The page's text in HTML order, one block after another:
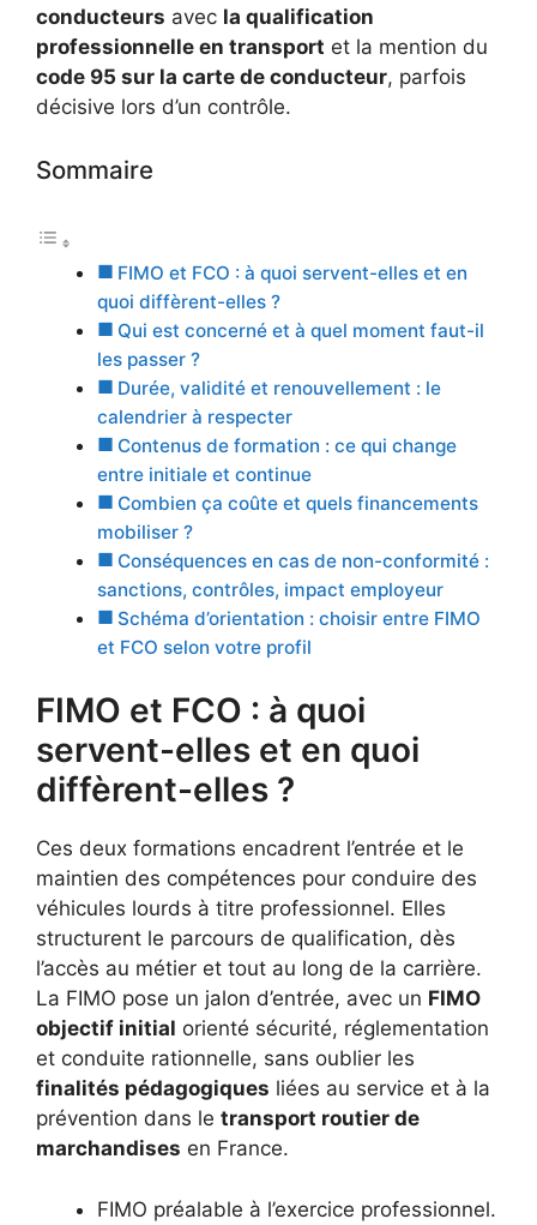
conducteurs avec la qualification
professionnelle en transport et la mention du
code 95 sur la carte de conducteur, parfois
décisive lors d’un contrôle.
Sommaire
FIMO et FCO : à quoi servent-elles et en
quoi diffèrent-elles ?
Qui est concerné et à quel moment faut-il
les passer ?
Durée, validité et renouvellement : le
calendrier à respecter
Contenus de formation : ce qui change
entre initiale et continue
Combien ça coûte et quels financements
mobiliser ?
Conséquences en cas de non-conformité :
sanctions, contrôles, impact employeur
Schéma d’orientation : choisir entre FIMO
et FCO selon votre profil
FIMO et FCO : à quoi
servent-elles et en quoi
diffèrent-elles ?
Ces deux formations encadrent l’entrée et le
maintien des compétences pour conduire des
véhicules lourds à titre professionnel. Elles
structurent le parcours de qualification, dès
l’accès au métier et tout au long de la carrière.
La FIMO pose un jalon d’entrée, avec un FIMO
objectif initial orienté sécurité, réglementation
et conduite rationnelle, sans oublier les
finalités pédagogiques liées au service et à la
prévention dans le transport routier de
marchandises en France.
FIMO préalable à l’exercice professionnel.